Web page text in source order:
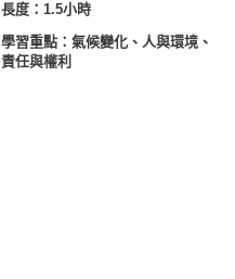
長度：1.5小時
學習重點：氣候變化、人與環境、
責任與權利